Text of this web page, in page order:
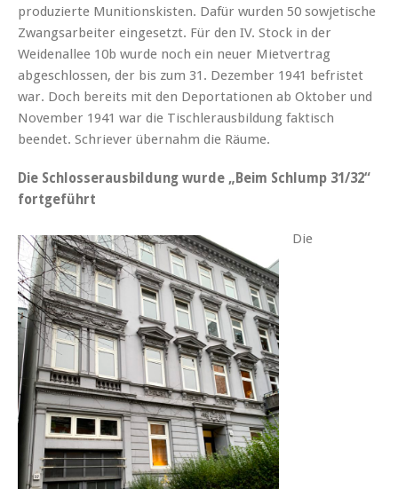
produzierte Munitionskisten. Dafür wurden 50 sowjetische
Zwangsarbeiter eingesetzt. Für den IV. Stock in der
Weidenallee 10b wurde noch ein neuer Mietvertrag
abgeschlossen, der bis zum 31. Dezember 1941 befristet
war. Doch bereits mit den Deportationen ab Oktober und
November 1941 war die Tischlerausbildung faktisch
beendet. Schriever übernahm die Räume.
Die Schlosserausbildung wurde „Beim Schlump 31/32“
fortgeführt
Die